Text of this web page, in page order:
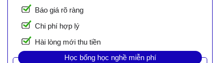
Báo giá rõ ràng
Chi phí hợp lý
Hài lòng mới thu tiền
Học bổng học nghề miễn phí